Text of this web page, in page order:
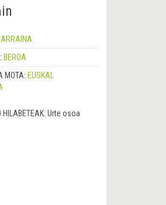
ARRAINA
BEROA
MOTA: EUSKAL
HILABETEAK: Urte osoa